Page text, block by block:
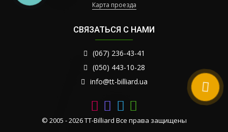
Карта проезда
СВЯЗАТЬСЯ С НАМИ
(067) 236-43-41
(050) 443-10-28
info@tt-billiard.ua
© 2005 - 2026 TT-Billiard Все права защищены